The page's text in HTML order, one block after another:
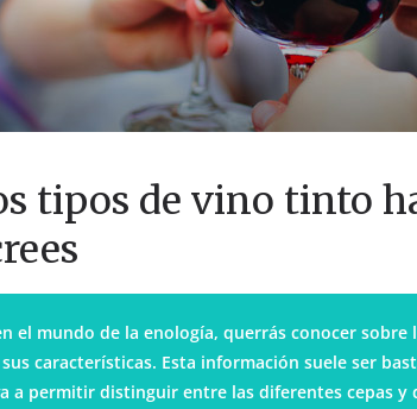
tipos de vino tinto
el mundo de la enología, querrás conocer sobre
características. Esta información suele ser
a permitir distinguir entre las diferentes cepas y